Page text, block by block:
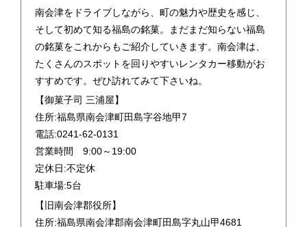
南会津をドライブしながら、町の魅力や歴史を感じ、
そして初めて知る福島の銘菓。まだまだ知らない福島
の銘菓をこれからもご紹介していきます。南会津は、
たくさんのスポットを回りやすいレンタカー移動がお
すすめです。ぜひ訪れてみて下さいね。
【御菓子司 三浦屋】
住所:福島県南会津町田島字谷地甲7
電話:0241-62-0131
営業時間 9:00～19:00
定休日:不定休
駐車場:5台
【旧南会津郡役所】
住所:福島県南会津郡南会津町田島字丸山甲4681